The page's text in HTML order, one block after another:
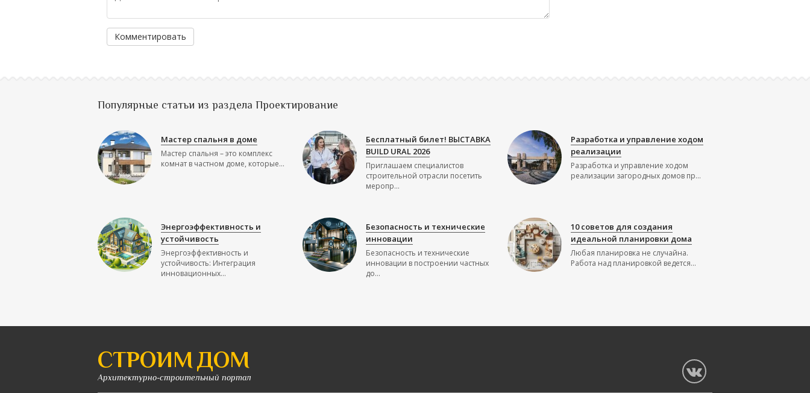
Комментировать
Популярные статьи из раздела Проектирование
Мастер спальня в доме
Мастер спальня – это комплекс
комнат в частном доме, которые...
Бесплатный билет! ВЫСТАВКА
BUILD URAL 2026
Приглашаем специалистов
строительной отрасли посетить
меропр...
Разработка и управление ходом
реализации
Разработка и управление ходом
реализации загородных домов пр...
Энергоэффективность и
устойчивость
Энергоэффективность и
устойчивость: Интеграция
инновационных...
Безопасность и технические
инновации
Безопасность и технические
инновации в построении частных
до...
10 советов для создания
идеальной планировки дома
Любая планировка не случайна.
Работа над планировкой ведется...
СТРОИМ ДОМ
Архитектурно-строительный портал